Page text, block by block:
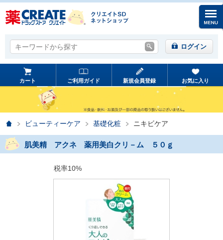
キーワードから探す
キーワードから探す ログイン
カート ご利用ガイド 新規会員登録 お気に入り
ホームビューティーケア 基礎化粧 ニキビケア
肌美精 アクネ 薬用美白クリ－ム ５０ｇ
税率10%